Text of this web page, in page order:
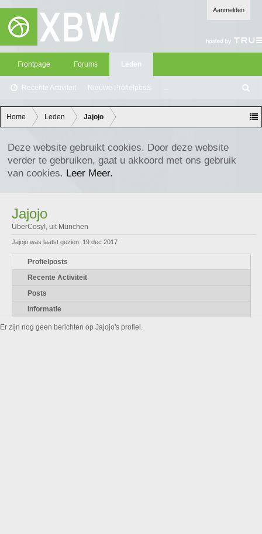
Aanmelden
Frontpage Forums Leden
Recente Activiteit Nieuwe Profielposts ...
oe
ke
n
Home Leden Jajojo
Deze website gebruikt cookies. Door deze website
verder te gebruiken, gaat u akkoord met ons gebruik
van cookies. Leer Meer.
Jajojo
ÜberCosy!, uit München
Jajojo was laatst gezien: 19 dec 2017
Profielposts
Recente Activiteit
Posts
Informatie
Er zijn nog geen berichten op Jajojo's profiel.